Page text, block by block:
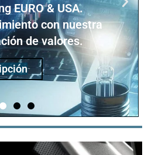
EURO & USA.
con nuestra
de valores.